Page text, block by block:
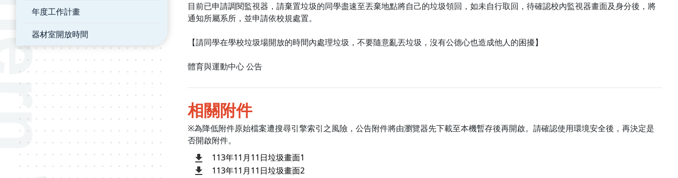
年度工作計畫
器材室開放時間
目前已申請調閱監視器，請棄置垃圾的同學盡速至丟棄地點將自己的垃圾領回，如未自行取回，待確認校內監視器畫面及身分後，將
通知所屬系所，並申請依校規處置。
【請同學在學校垃圾場開放的時間內處理垃圾，不要隨意亂丟垃圾，沒有公德心也造成他人的困擾】
體育與運動中心 公告
相關附件
※為降低附件原始檔案遭搜尋引擎索引之風險，公告附件將由瀏覽器先下載至本機暫存後再開啟。請確認使用環境安全後，再決定是
否開啟附件。
113年11月11日垃圾畫面1
113年11月11日垃圾畫面2